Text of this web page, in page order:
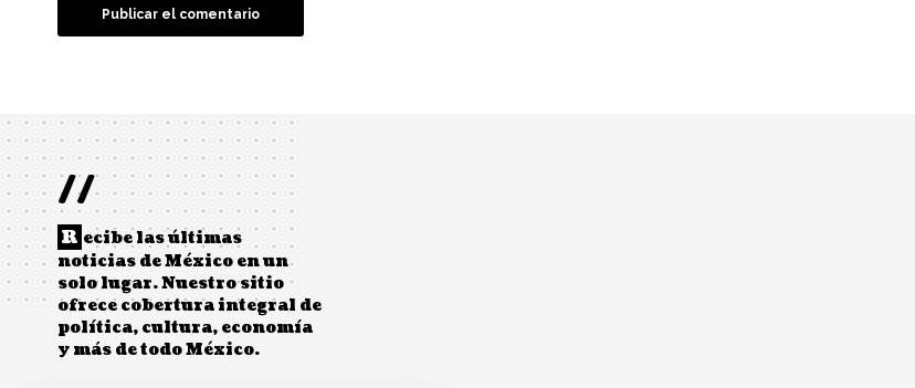
//
R ecibe las últimas
noticias de México en un
solo lugar. Nuestro sitio
ofrece cobertura integral de
política, cultura, economía
y más de todo México.